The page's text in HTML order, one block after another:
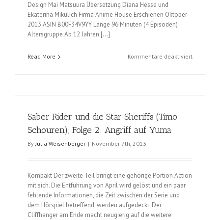
Design Mai Matsuura Übersetzung Diana Hesse und
Ekaterina Mikulich Firma Anime House Erschienen Oktober
2013 ASIN B00F34V9YY Länge 96 Minuten (4 Episoden)
Altersgruppe Ab 12 Jahren […]
Read More Kommentare deaktiviertfür
Saber Rider und die Star Sheriffs (Timo
Schouren); Folge 2: Angriff auf Yuma
ByJulia Weisenberger | November 7th, 2013
Kompakt Der zweite Teil bringt eine gehörige Portion Action
mit sich. Die Entführung von April wird gelöst und ein paar
fehlende Informationen, die Zeit zwischen der Serie und
dem Hörspiel betreffend, werden aufgedeckt. Der
Cliffhanger am Ende macht neugierig auf die weitere